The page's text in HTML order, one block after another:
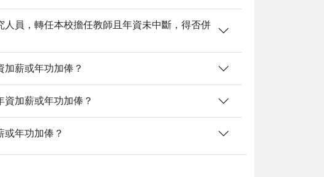
員，轉任本校擔任教師且年資未中斷，得否併
薪或年功加俸？
加薪或年功加俸？
年功加俸？